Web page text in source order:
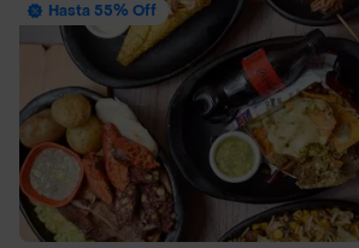
Hasta 55% Off